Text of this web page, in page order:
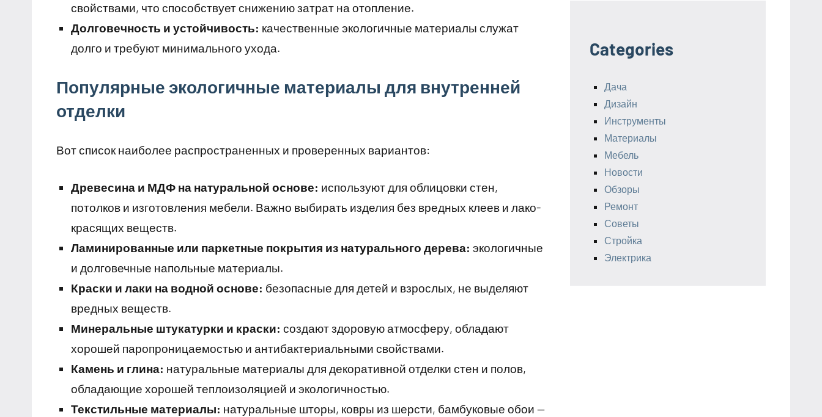
свойствами, что способствует снижению затрат на отопление.
Долговечность и устойчивость: качественные экологичные материалы служат
долго и требуют минимального ухода.
Популярные экологичные материалы для внутренней
отделки
Вот список наиболее распространенных и проверенных вариантов:
Древесина и МДФ на натуральной основе: используют для облицовки стен,
потолков и изготовления мебели. Важно выбирать изделия без вредных клеев и лако-
красящих веществ.
Ламинированные или паркетные покрытия из натурального дерева: экологичные
и долговечные напольные материалы.
Краски и лаки на водной основе: безопасные для детей и взрослых, не выделяют
вредных веществ.
Минеральные штукатурки и краски: создают здоровую атмосферу, обладают
хорошей паропроницаемостью и антибактериальными свойствами.
Камень и глина: натуральные материалы для декоративной отделки стен и полов,
обладающие хорошей теплоизоляцией и экологичностью.
Текстильные материалы: натуральные шторы, ковры из шерсти, бамбуковые обои —
Categories
Дача
Дизайн
Инструменты
Материалы
Мебель
Новости
Обзоры
Ремонт
Советы
Стройка
Электрика